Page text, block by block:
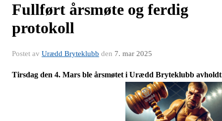
Fullført årsmøte og ferdig
protokoll
Postet av Urædd Bryteklubb den 7. mar 2025
Tirsdag den 4. Mars ble årsmøtet i Urædd Bryteklubb